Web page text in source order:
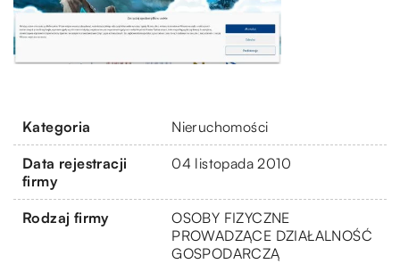
Kategoria Nieruchomości
Data rejestracji
firmy
04 listopada 2010
Rodzaj firmy
OSOBY FIZYCZNE
PROWADZĄCE DZIAŁALNOŚĆ
GOSPODARCZĄ